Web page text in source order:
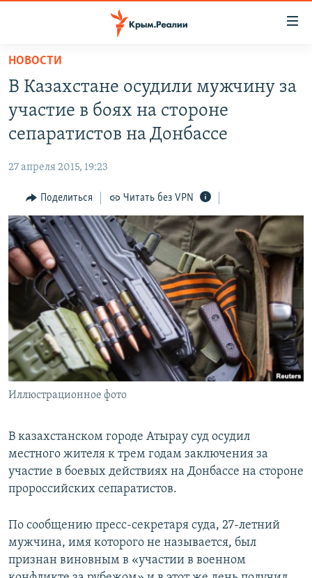
Вернуться
основному
содержанию
Вернутся
главной
навигации
Вернутся
поиску
11 ЛЕТ ОККУПАЦИИ КРЫМА. 11 ИСТОРИЙ СОПРОТИВЛЕНИЯ
ЕЩЕ
ИНТЕРАКТИВ
ИНФОГРАФИКА
ТЕЛЕПРОЕКТ КРЫМ.РЕАЛИИ
СОВЕТЫ ПРАВОЗАЩИТНИКОВ
ПРОПАВШИЕ БЕЗ ВЕСТИ
ПОБЕДИТЕЛЕЙ НЕ СУДЯТ?
КРЫМ.НЕПОКОРЕННЫЙ
ELIFBE
УКРАИНСКАЯ ПРОБЛЕМА КРЫМА
РАДІО СВОБОДА
КАК ОБОЙТИ БЛОКИРОВКУ
Українською
Qırımtatar
ПРИСОЕДИНЯЙТЕСЬ!
НОВОСТИ
В Казахстане осудили мужчину за
участие в боях на стороне
сепаратистов на Донбассе
27 апреля 2015, 19:23
Поделиться Читать без VPN
Иллюстрационное фото
В казахстанском городе Атырау суд осудил
местного жителя к трем годам заключения за
участие в боевых действиях на Донбассе на стороне
пророссийских сепаратистов.
По сообщению пресс-секретаря суда, 27-летний
мужчина, имя которого не называется, был
признан виновным в «участии в военном